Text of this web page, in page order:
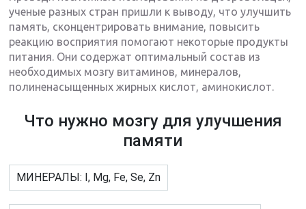
ученые разных стран пришли к выводу, что улучшить
память, сконцентрировать внимание, повысить
реакцию восприятия помогают некоторые продукты
питания. Они содержат оптимальный состав из
необходимых мозгу витаминов, минералов,
полиненасыщенных жирных кислот, аминокислот.
Что нужно мозгу для улучшения
памяти
МИНЕРАЛЫ: I, Mg, Fe, Se, Zn